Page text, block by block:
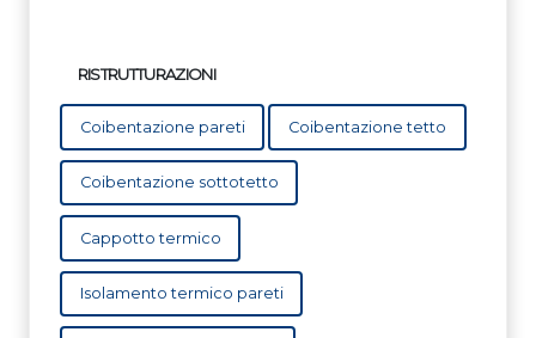
RISTRUTTURAZIONI
Coibentazione pareti Coibentazione tetto
Coibentazione sottotetto
Cappotto termico
Isolamento termico pareti